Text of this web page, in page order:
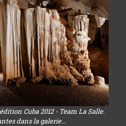
Cuba 2012 - Team La Salle.
dans la galerie...